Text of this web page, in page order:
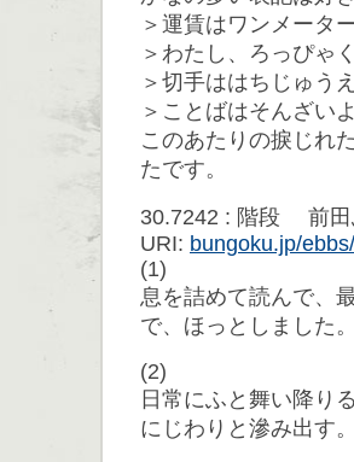
＞運賃はワンメータ
＞わたし、ろっぴゃ
＞切手ははちじゅう
＞ことばはそんざい
このあたりの捩じれ
たです。
30.7242 : 階段 前田
URI: bungoku.jp/
(1)
息を詰めて読んで、
で、ほっとしました。
(2)
日常にふと舞い降り
にじわりと滲み出す。